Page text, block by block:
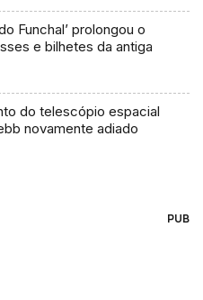
Funchal’ prolongou o
e bilhetes da antiga
do telescópio espacial
novamente adiado
PUB